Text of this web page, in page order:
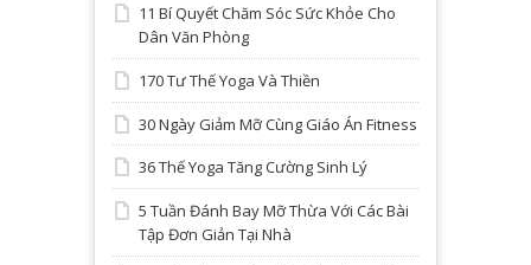
11 Bí Quyết Chăm Sóc Sức Khỏe Cho
Dân Văn Phòng
170 Tư Thế Yoga Và Thiền
30 Ngày Giảm Mỡ Cùng Giáo Án Fitness
36 Thế Yoga Tăng Cường Sinh Lý
5 Tuần Đánh Bay Mỡ Thừa Với Các Bài
Tập Đơn Giản Tại Nhà